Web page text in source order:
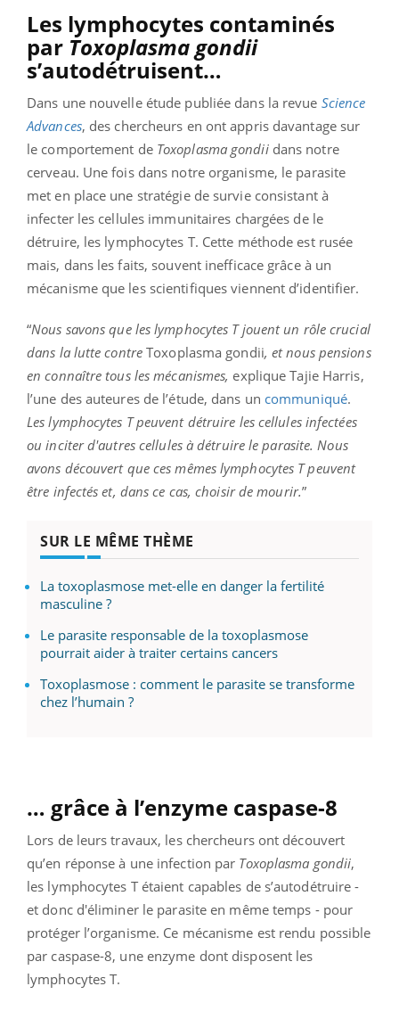
Les lymphocytes contaminés
par Toxoplasma gondii
s’autodétruisent…
Dans une nouvelle étude publiée dans la revue Science
Advances, des chercheurs en ont appris davantage sur
le comportement de Toxoplasma gondii dans notre
cerveau. Une fois dans notre organisme, le parasite
met en place une stratégie de survie consistant à
infecter les cellules immunitaires chargées de le
détruire, les lymphocytes T. Cette méthode est rusée
mais, dans les faits, souvent inefficace grâce à un
mécanisme que les scientifiques viennent d’identifier.
“Nous savons que les lymphocytes T jouent un rôle crucial
dans la lutte contreToxoplasma gondii, et nous pensions
en connaître tous les mécanismes, explique Tajie Harris,
l’une des auteures de l’étude, dans un communiqué.
Les lymphocytes T peuvent détruire les cellules infectées
ou inciter d'autres cellules à détruire le parasite. Nous
avons découvert que ces mêmes lymphocytes T peuvent
être infectés et, dans ce cas, choisir de mourir.”
SUR LE MÊME THÈME
La toxoplasmose met-elle en danger la fertilité
masculine ?
Le parasite responsable de la toxoplasmose
pourrait aider à traiter certains cancers
Toxoplasmose : comment le parasite se transforme
chez l’humain ?
… grâce à l’enzyme caspase-8
Lors de leurs travaux, les chercheurs ont découvert
qu’en réponse à une infection par Toxoplasma gondii,
les lymphocytes T étaient capables de s’autodétruire -
et donc d'éliminer le parasite en même temps - pour
protéger l’organisme. Ce mécanisme est rendu possible
par caspase-8, une enzyme dont disposent les
lymphocytes T.